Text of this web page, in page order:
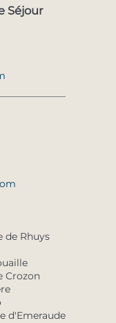
Séjour
de Rhuys
Crozon
d'Emeraude